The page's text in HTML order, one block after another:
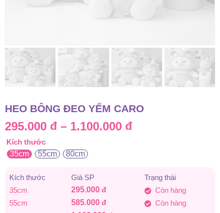
HEO BÔNG ĐEO YẾM CARO
295.000 đ – 1.100.000 đKhoảng
295.000 đ
đến
Kích thước
35cm
55cm 80cm
Kích thước Giá SP
Trạng thái
35cm
295.000 đ
Còn hàng
55cm
585.000 đ
Còn hàng